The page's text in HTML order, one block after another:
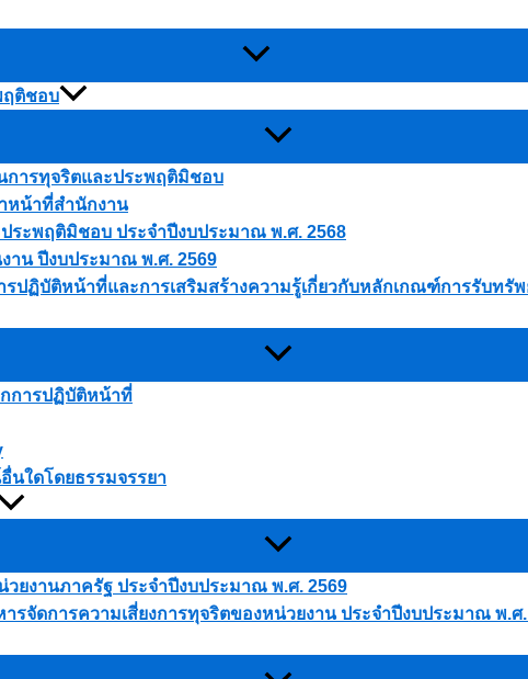
ฤติชอบ
การทุจริตและประพฤติมิชอบ
าหน้าที่สำนักงาน
ระพฤติมิชอบ ประจำปีงบประมาณ พ.ศ. 2568
าน ปีงบประมาณ พ.ศ. 2569
ปฏิบัติหน้าที่และการเสริมสร้างความรู้เกี่ยวกับหลักเกณฑ์การรับทรั
การปฏิบัติหน้าที่
นใดโดยธรรมจรรยา
วยงานภาครัฐ ประจำปีงบประมาณ พ.ศ. 2569
รจัดการความเสี่ยงการทุจริตของหน่วยงาน ประจำปีงบประมาณ พ.ศ.